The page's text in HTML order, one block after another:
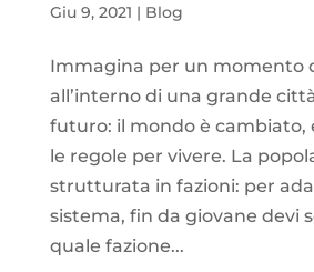
Giu 9, 2021 | Blog
Immagina per un momento
all’interno di una grande
futuro: il mondo è cambiato,
le regole per vivere. La
strutturata in fazioni: per
sistema, fin da giovane devi
quale fazione...